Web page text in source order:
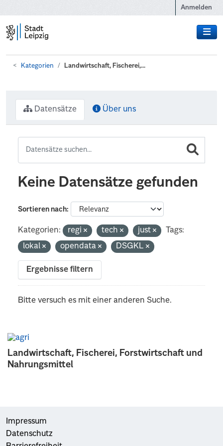
Anmelden
Kategorien Landwirtschaft, Fischerei,...
Landwirtschaft, Fischerei, Forstwirtschaft und
Nahrungsmittel
Datensätze Über uns
Keine Datensätze gefunden
Sortieren nach
Kategorien: regi tech just
Tags:
lokal
opendata DSGKL
Ergebnisse filtern
Bitte versuch es mit einer anderen Suche.
Impressum
Datenschutz